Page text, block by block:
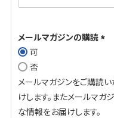
必
)
メールマガジンの購読
須
)
可
否
メールマガジンをご購読
けします。またメールマ
な情報をお届けします。